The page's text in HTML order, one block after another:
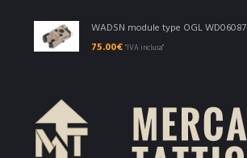
WADSN module type OGL WD06087
75.00€ "IVA inclusa"